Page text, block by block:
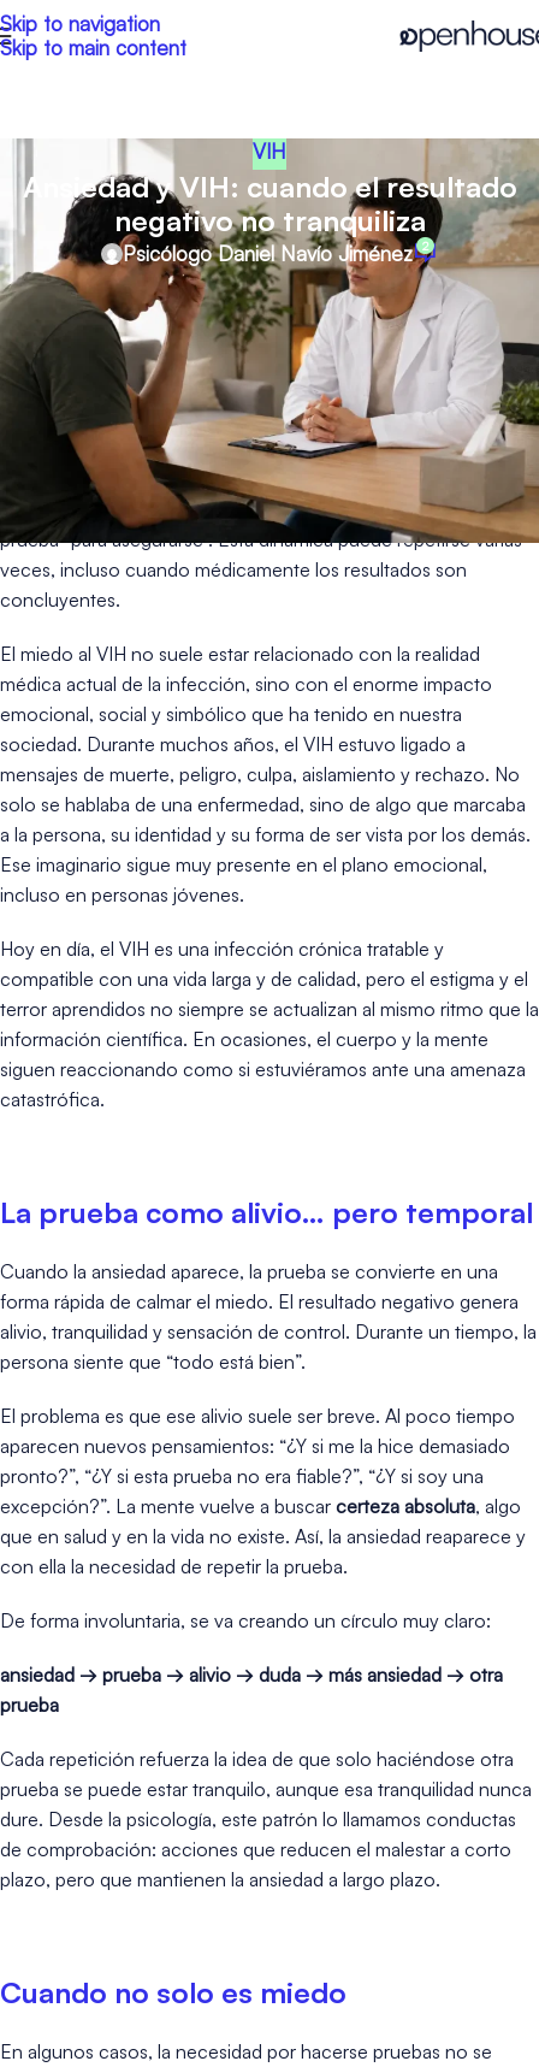
Skip to navigation
Skip to main content
VIH
Ansiedad y VIH: cuando el resultado
negativo no tranquiliza
Psicólogo Daniel Navío Jiménez 2
El miedo al VIH y la necesidad de
hacerse pruebas una y otra vez
En consulta es cada vez más frecuente encontrar a personas
que, tras una práctica sexual, se realizan una prueba de VIH,
reciben un resultado negativo y, aun así, no consiguen
quedarse tranquilas. Pasado un tiempo (a veces muy corto)
reaparecen las dudas, el miedo o la necesidad de repetir la
prueba “para asegurarse”. Esta dinámica puede repetirse varias
veces, incluso cuando médicamente los resultados son
concluyentes.
El miedo al VIH no suele estar relacionado con la realidad
médica actual de la infección, sino con el enorme impacto
emocional, social y simbólico que ha tenido en nuestra
sociedad. Durante muchos años, el VIH estuvo ligado a
mensajes de muerte, peligro, culpa, aislamiento y rechazo. No
solo se hablaba de una enfermedad, sino de algo que marcaba
a la persona, su identidad y su forma de ser vista por los demás.
Ese imaginario sigue muy presente en el plano emocional,
incluso en personas jóvenes.
Hoy en día, el VIH es una infección crónica tratable y
compatible con una vida larga y de calidad, pero el estigma y el
terror aprendidos no siempre se actualizan al mismo ritmo que la
información científica. En ocasiones, el cuerpo y la mente
siguen reaccionando como si estuviéramos ante una amenaza
catastrófica.
La prueba como alivio… pero temporal
Cuando la ansiedad aparece, la prueba se convierte en una
forma rápida de calmar el miedo. El resultado negativo genera
alivio, tranquilidad y sensación de control. Durante un tiempo, la
persona siente que “todo está bien”.
El problema es que ese alivio suele ser breve. Al poco tiempo
aparecen nuevos pensamientos: “¿Y si me la hice demasiado
pronto?”, “¿Y si esta prueba no era fiable?”, “¿Y si soy una
excepción?”. La mente vuelve a buscar certeza absoluta, algo
que en salud y en la vida no existe. Así, la ansiedad reaparece y
con ella la necesidad de repetir la prueba.
De forma involuntaria, se va creando un círculo muy claro:
ansiedad → prueba → alivio → duda → más ansiedad → otra
prueba
Cada repetición refuerza la idea de que solo haciéndose otra
prueba se puede estar tranquilo, aunque esa tranquilidad nunca
dure. Desde la psicología, este patrón lo llamamos conductas
de comprobación: acciones que reducen el malestar a corto
plazo, pero que mantienen la ansiedad a largo plazo.
Cuando no solo es miedo
En algunos casos, la necesidad por hacerse pruebas no se